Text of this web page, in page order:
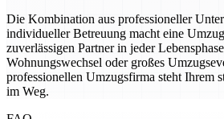
Die Kombination aus professioneller
individueller Betreuung macht eine
zuverlässigen Partner in jeder
Wohnungswechsel oder großes
professionellen Umzugsfirma steht Ihrem
im Weg.